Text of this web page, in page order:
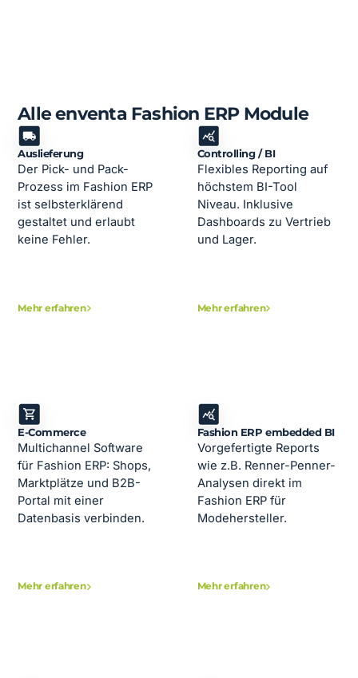
Alle enventa Fashion ERP Module
Auslieferung
Der Pick- und Pack-
Prozess im Fashion ERP
ist selbsterklärend
gestaltet und erlaubt
keine Fehler.
Mehr erfahren
Controlling / BI
Flexibles Reporting auf
höchstem BI-Tool
Niveau. Inklusive
Dashboards zu Vertrieb
und Lager.
Mehr erfahren
E-Commerce
Multichannel Software
für Fashion ERP: Shops,
Marktplätze und B2B-
Portal mit einer
Datenbasis verbinden.
Mehr erfahren
Fashion ERP embedded BI
Vorgefertigte Reports
wie z.B. Renner-Penner-
Analysen direkt im
Fashion ERP für
Modehersteller.
Mehr erfahren